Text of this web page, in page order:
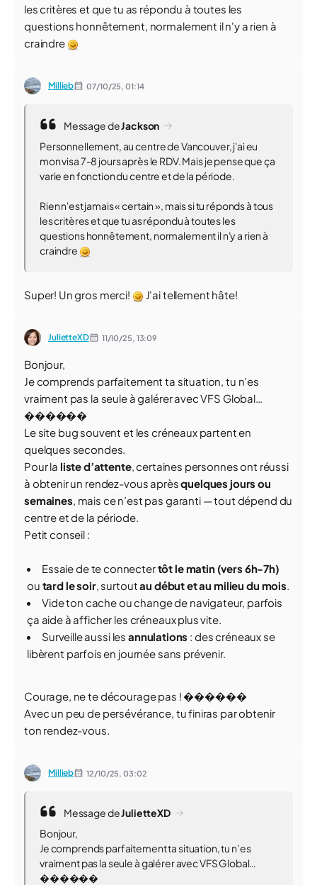
les critères et que tu as répondu à toutes les
questions honnêtement, normalement il n'y a rien à
craindre
Millieb 07/10/25,01:14
Message deJackson
Personnellement, au centre de Vancouver, j'ai eu
mon visa 7-8 jours après le RDV. Mais je pense que ça
varie en fonction du centre et de la période.
Rien n'est jamais « certain », mais si tu réponds à tous
les critères et que tu as répondu à toutes les
questions honnêtement, normalement il n'y a rien à
craindre
Super! Un gros merci! J'ai tellement hâte!
JulietteXD 11/10/25, 13:09
Bonjour,
Je comprends parfaitement ta situation, tu n’es
vraiment pas la seule à galérer avec VFS Global…
������
Le site bug souvent et les créneaux partent en
quelques secondes.
Pour la liste d’attente, certaines personnes ont réussi
à obtenir un rendez-vous aprèsquelques jours ou
semaines, mais ce n’est pas garanti — tout dépend du
centre et de la période.
Petit conseil :
Essaie de te connectertôt le matin (vers 6h-7h)
ou tard le soir, surtoutau début et au milieu du mois.
Vide ton cache ou change de navigateur, parfois
ça aide à afficher les créneaux plus vite.
Surveille aussi les annulations : des créneaux se
libèrent parfois en journée sans prévenir.
Courage, ne te décourage pas ! ������
Avec un peu de persévérance, tu finiras par obtenir
ton rendez-vous.
Millieb 12/10/25,03:02
Message deJulietteXD
Bonjour,
Je comprends parfaitement ta situation, tu n’es
vraiment pas la seule à galérer avec VFS Global…
������